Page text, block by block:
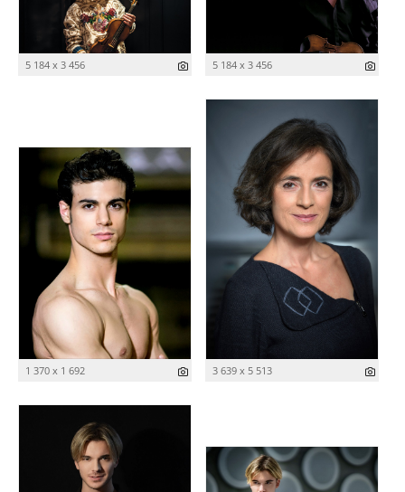
5 184 x 3 456 5 184 x 3 456
1 370 x 1 692 3 639 x 5 513